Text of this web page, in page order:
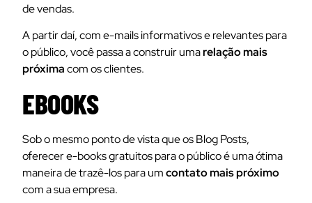
de vendas.
A partir daí, com e-mails informativos e relevantes para
o público, você passa a construir umarelação mais
próximacom os clientes.
EBOOKS
Sob o mesmo ponto de vista que os Blog Posts,
oferecer e-books gratuitos para o público é uma ótima
maneira de trazê-los para umcontato mais próximo
com a sua empresa.